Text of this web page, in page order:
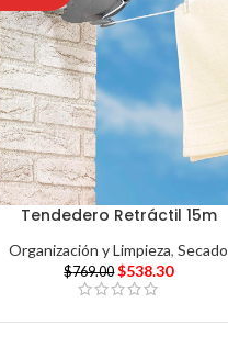
Tendedero Retráctil 15m
Organización y Limpieza,Secado
$769.00 $538.30